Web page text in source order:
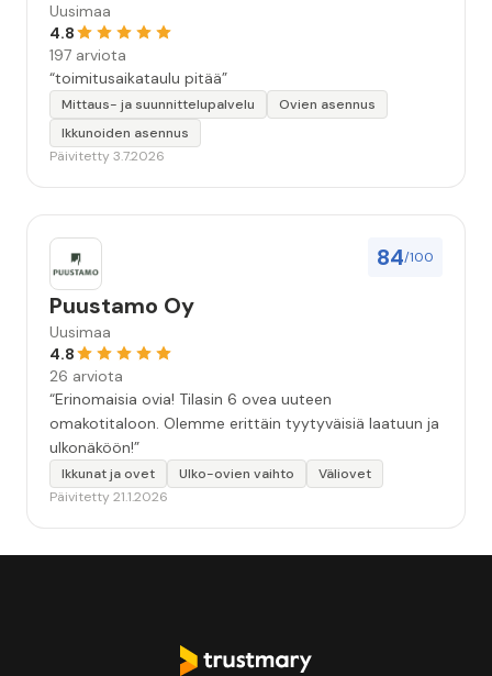
Uusimaa
4.8
197 arviota
“toimitusaikataulu pitää”
Mittaus- ja suunnittelupalvelu
Ovien asennus
Ikkunoiden asennus
Päivitetty 3.7.2026
84/100
Puustamo Oy
Uusimaa
4.8
26 arviota
“Erinomaisia ovia! Tilasin 6 ovea uuteen
omakotitaloon. Olemme erittäin tyytyväisiä laatuun ja
ulkonäköön!”
Ikkunat ja ovet Ulko-ovien vaihto
Väliovet
Päivitetty 21.1.2026